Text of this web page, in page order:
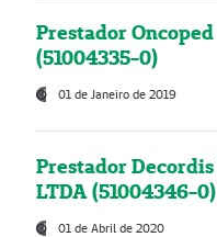
Prestador
(51004335-0)
01 de Janeiro de 2019
Prestador
LTDA (51004346-0)
01 de Abril de 2020